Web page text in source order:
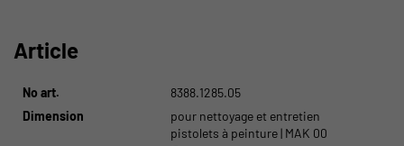
Article
No art.
8388.1285.05
Dimension
pour nettoyage et entretien
pistolets à peinture | MAK 00